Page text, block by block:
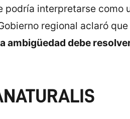
podría interpretarse como
regional aclaró
ambigüedad debe